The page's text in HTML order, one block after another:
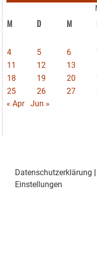
M D M
4
5 6
11
12 13
18
19 20
25
26 27
« Apr
Jun »
Datenschutzerklärung
Einstellungen